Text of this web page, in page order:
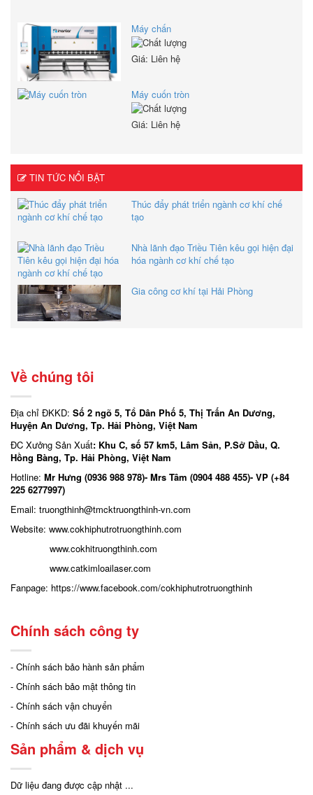
Máy chấn
Giá: Liên hệ
Máy cuốn tròn
Giá: Liên hệ
TIN TỨC NỔI BẬT
Thúc đẩy phát triển ngành cơ khí chế
tạo
Nhà lãnh đạo Triều Tiên kêu gọi hiện đại
hóa ngành cơ khí chế tạo
Gia công cơ khí tại Hải Phòng
Về chúng tôi
Địa chỉ ĐKKD: Số 2 ngõ 5, Tổ Dân Phố 5, Thị Trấn An Dương,
Huyện An Dương, Tp. Hải Phòng, Việt Nam
ĐC Xưởng Sản Xuất: Khu C, số 57 km5, Lâm Sản, P.Sở Dầu, Q.
Hồng Bàng, Tp. Hải Phòng, Việt Nam
Hotline: Mr Hưng (0936 988 978)- Mrs Tâm (0904 488 455)- VP (+84
225 6277997)
Email: truongthinh@tmcktruongthinh-vn.com
Website: www.cokhiphutrotruongthinh.com
www.cokhitruongthinh.com
www.catkimloailaser.com
Fanpage: https://www.facebook.com/cokhiphutrotruongthinh
Chính sách công ty
- Chính sách bảo hành sản phẩm
- Chính sách bảo mật thông tin
- Chính sách vận chuyển
- Chính sách ưu đãi khuyến mãi
Sản phẩm & dịch vụ
Dữ liệu đang được cập nhật ...